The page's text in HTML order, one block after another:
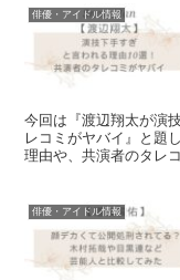
俳優・アイドル情報
今回は『渡辺翔太が演
レコミがヤバイ』と題
理由や、共演者のタレ
俳優・アイドル情報